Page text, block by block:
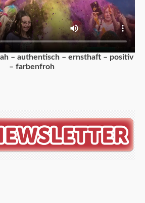
– authentisch – ernsthaft – positiv
– farbenfroh